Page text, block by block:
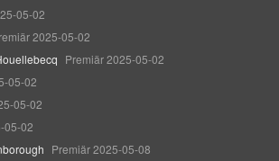
05-02
2025-05-02
Premiär 2025-05-02
05-02
05-02
05-02
Premiär 2025-05-08